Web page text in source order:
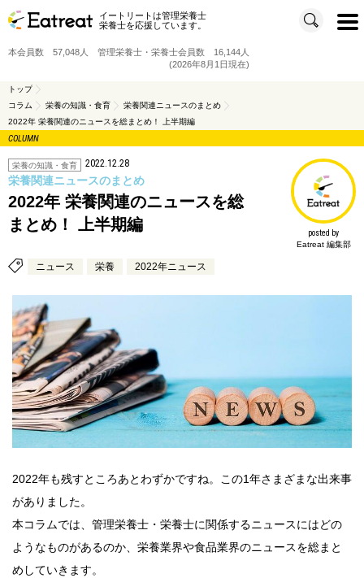
イートリートは管理栄養士
栄養士を応援しています。
t
o
i
本会員数 57,048人 管理栄養士・栄養士会員数 16,144人
(2026年8月1日現在)
トップ
コラム
栄養の知識・食育
栄養関連ニュースのまとめ
2022年 栄養関連のニュースを総まとめ！ 上半期編
COLUMN
栄養の知識・食育 2022.12.28
栄養関連ニュースのまとめ
2022年 栄養関連のニュースを総
まとめ！ 上半期編
posted by
Eatreat 編集部
ニュース 栄養 2022年ニュース
2022年も残すところあとわずかですね。この1年さまざまな出来事
がありました。
本コラムでは、管理栄養士・栄養士に関係するニュースにはどの
ようなものがあるのか、栄養業界や食品業界のニュースを総まと
めしていきます。